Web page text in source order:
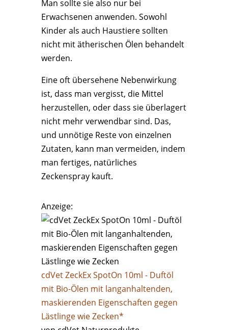
Man sollte sie also nur bei
Erwachsenen anwenden. Sowohl
Kinder als auch Haustiere sollten
nicht mit ätherischen Ölen behandelt
werden.
Eine oft übersehene Nebenwirkung
ist, dass man vergisst, die Mittel
herzustellen, oder dass sie überlagert
nicht mehr verwendbar sind. Das,
und unnötige Reste von einzelnen
Zutaten, kann man vermeiden, indem
man fertiges, natürliches
Zeckenspray kauft.
Anzeige:
cdVet ZeckEx SpotOn 10ml - Duftöl
mit Bio-Ölen mit langanhaltenden,
maskierenden Eigenschaften gegen
Lästlinge wie Zecken*